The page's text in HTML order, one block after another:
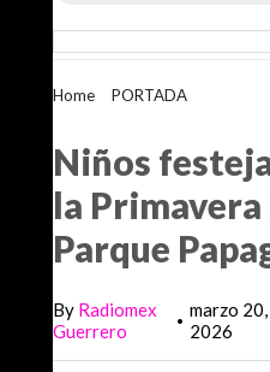
Home PORTADA
Niños
la Primavera
Parque
By Radiomex
Guerrero
• marzo 20,
2026